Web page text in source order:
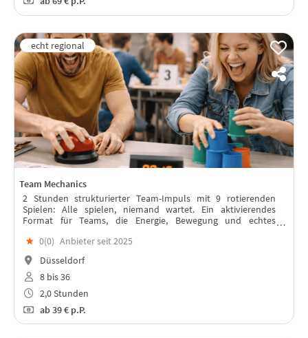
Team Mechanics
2 Stunden strukturierter Team-Impuls mit 9 rotierenden
Spielen: Alle spielen, niemand wartet. Ein aktivierendes
Format für Teams, die Energie, Bewegung und echtes
★ 0(0) Anbieter seit 2025
Düsseldorf
8 bis 36
2,0 Stunden
ab39 € p.P.